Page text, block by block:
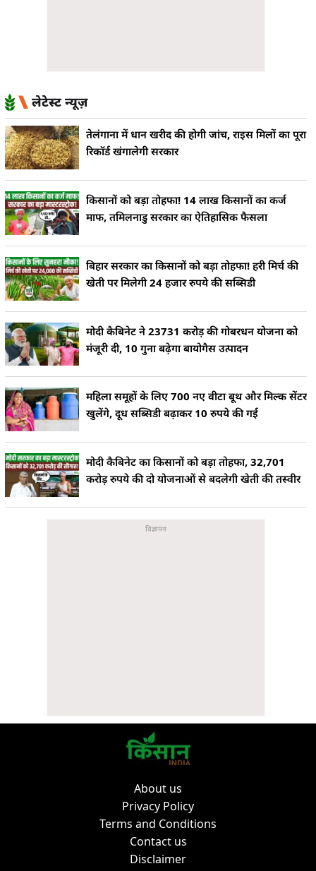
लेटेस्ट न्यूज़
तेलंगाना में धान खरीद की होगी जांच, राइस मिलों का पूरा
रिकॉर्ड खंगालेगी सरकार
किसानों को बड़ा तोहफा! 14 लाख किसानों का कर्ज
माफ, तमिलनाडु सरकार का ऐतिहासिक फैसला
बिहार सरकार का किसानों को बड़ा तोहफा! हरी मिर्च की
खेती पर मिलेगी 24 हजार रुपये की सब्सिडी
मोदी कैबिनेट ने 23731 करोड़ की गोबरधन योजना को
मंजूरी दी, 10 गुना बढ़ेगा बायोगैस उत्पादन
महिला समूहों के लिए 700 नए वीटा बूथ और मिल्क सेंटर
खुलेंगे, दूध सब्सिडी बढ़ाकर 10 रुपये की गई
मोदी कैबिनेट का किसानों को बड़ा तोहफा, 32,701
करोड़ रुपये की दो योजनाओं से बदलेगी खेती की तस्वीर
About us
Privacy Policy
Terms and Conditions
Contact us
Disclaimer